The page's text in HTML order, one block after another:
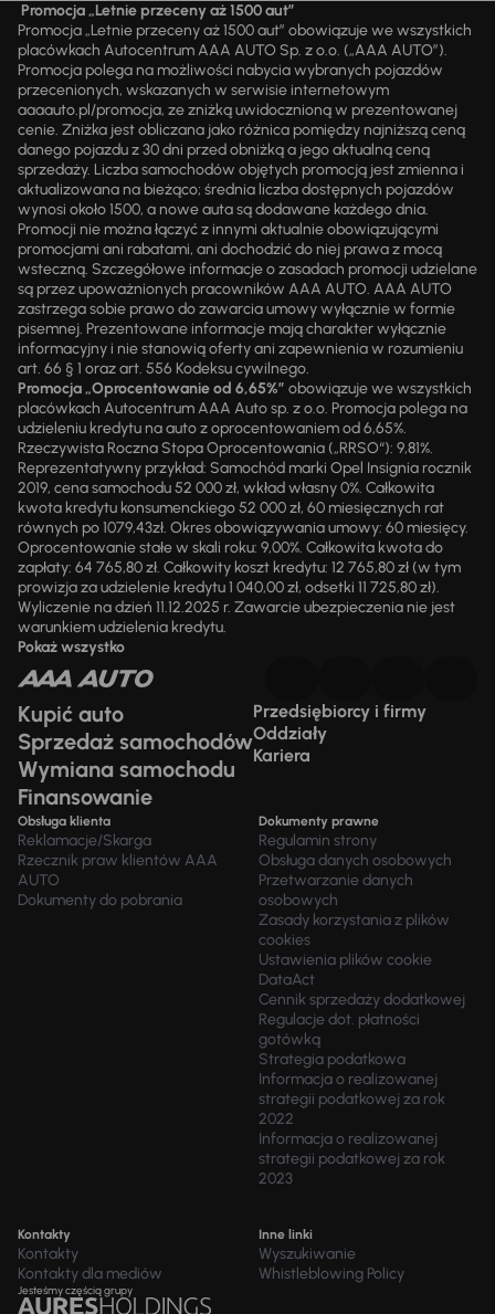
Promocja „Letnie przeceny aż 1500 aut”
Promocja „Letnie przeceny aż 1500 aut” obowiązuje we wszystkich
placówkach Autocentrum AAA AUTO Sp. z o.o. („AAA AUTO”).
Promocja polega na możliwości nabycia wybranych pojazdów
przecenionych, wskazanych w serwisie internetowym
aaaauto.pl/promocja, ze zniżką uwidocznioną w prezentowanej
cenie. Zniżka jest obliczana jako różnica pomiędzy najniższą ceną
danego pojazdu z 30 dni przed obniżką a jego aktualną ceną
sprzedaży. Liczba samochodów objętych promocją jest zmienna i
aktualizowana na bieżąco; średnia liczba dostępnych pojazdów
wynosi około 1500, a nowe auta są dodawane każdego dnia.
Promocji nie można łączyć z innymi aktualnie obowiązującymi
promocjami ani rabatami, ani dochodzić do niej prawa z mocą
wsteczną. Szczegółowe informacje o zasadach promocji udzielane
są przez upoważnionych pracowników AAA AUTO. AAA AUTO
zastrzega sobie prawo do zawarcia umowy wyłącznie w formie
pisemnej. Prezentowane informacje mają charakter wyłącznie
informacyjny i nie stanowią oferty ani zapewnienia w rozumieniu
art. 66 § 1 oraz art. 556 Kodeksu cywilnego.
Promocja „Oprocentowanie od 6,65%” obowiązuje we wszystkich
placówkach Autocentrum AAA Auto sp. z o.o. Promocja polega na
udzieleniu kredytu na auto z oprocentowaniem od 6,65%.
Rzeczywista Roczna Stopa Oprocentowania („RRSO“): 9,81%.
Reprezentatywny przykład: Samochód marki Opel Insignia rocznik
2019, cena samochodu 52 000 zł, wkład własny 0%. Całkowita
kwota kredytu konsumenckiego 52 000 zł, 60 miesięcznych rat
równych po 1079,43zł. Okres obowiązywania umowy: 60 miesięcy.
Oprocentowanie stałe w skali roku: 9,00%. Całkowita kwota do
zapłaty: 64 765,80 zł. Całkowity koszt kredytu: 12 765,80 zł (w tym
prowizja za udzielenie kredytu 1 040,00 zł, odsetki 11 725,80 zł).
Wyliczenie na dzień 11.12.2025 r. Zawarcie ubezpieczenia nie jest
warunkiem udzielenia kredytu.
Pokaż wszystko
Kupić auto
Sprzedaż samochodów
Wymiana samochodu
Finansowanie
Przedsiębiorcy i firmy
Oddziały
Kariera
Obsługa klienta
Reklamacje/Skarga
Rzecznik praw klientów AAA
AUTO
Dokumenty do pobrania
Dokumenty prawne
Regulamin strony
Obsługa danych osobowych
Przetwarzanie danych
osobowych
Zasady korzystania z plików
cookies
Ustawienia plików cookie
DataAct
Cennik sprzedaży dodatkowej
Regulacje dot. płatności
gotówką
Strategia podatkowa
Informacja o realizowanej
strategii podatkowej za rok
2022
Informacja o realizowanej
strategii podatkowej za rok
2023
Kontakty
Kontakty
Kontakty dla mediów
Inne linki
Wyszukiwanie
Whistleblowing Policy
Jesteśmy częścią grupy